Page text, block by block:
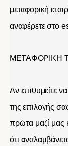
μεταφορική
αναφέρετε στο
ΜΕΤΑΦΟΡΙΚΗ
Αν επιθυμείτε
της επιλογής
πρώτα μαζί μας
ότι